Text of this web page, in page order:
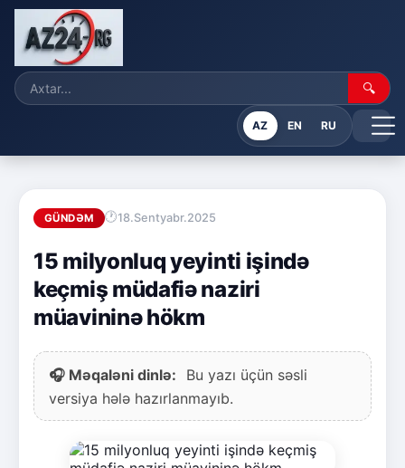
🔍
AZ EN RU
GÜNDƏM 18.Sentyabr.2025
15 milyonluq yeyinti işində
keçmiş müdafiə naziri
müavininə hökm
🎧 Məqaləni dinlə:
Bu yazı üçün səsli
versiya hələ hazırlanmayıb.